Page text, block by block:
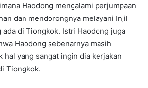
Haodong mengalami perjumpaan
dan mendorongnya melayani Injil
di Tiongkok. Istri Haodong juga
Haodong sebenarnya masih
hal yang sangat ingin dia kerjakan
Tiongkok.